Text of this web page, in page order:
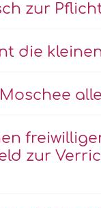
zur
die
zur